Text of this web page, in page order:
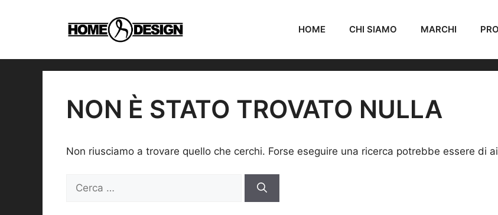
HOME CHI SIAMO MARCHI
NON È STATO TROVATO NULLA
Non riusciamo a trovare quello che cerchi. Forse eseguire una ricerca potrebbe essere di
per: